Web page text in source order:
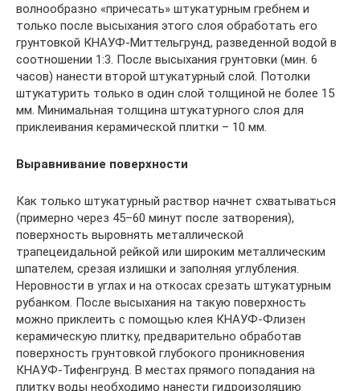
волнообразно «причесать» штукатурным гребнем и
только после высыхания этого слоя обработать его
грунтовкой КНАУФ-Миттельгрунд, разведенной водой в
соотношении 1:3. После высыхания грунтовки (мин. 6
часов) нанести второй штукатурный слой. Потолки
штукатурить только в один слой толщиной не более 15
мм. Минимальная толщина штукатурного слоя для
приклеивания керамической плитки – 10 мм.
Выравнивание поверхности
Как только штукатурный раствор начнет схватываться
(примерно через 45–60 минут после затворения),
поверхность выровнять металлической
трапецеидальной рейкой или широким металлическим
шпателем, срезая излишки и заполняя углубления.
Неровности в углах и на откосах срезать штукатурным
рубанком. После высыхания на такую поверхность
можно приклеить с помощью клея КНАУФ-Флизен
керамическую плитку, предварительно обработав
поверхность грунтовкой глубокого проникновения
КНАУФ-Тифенгрунд. В местах прямого попадания на
плитку воды необходимо нанести гидроизоляцию